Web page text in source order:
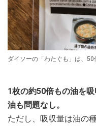
ダイソーの「わたぐも」は、
1枚の約50倍もの油を
油も問題なし。
ただし、吸収量は油の